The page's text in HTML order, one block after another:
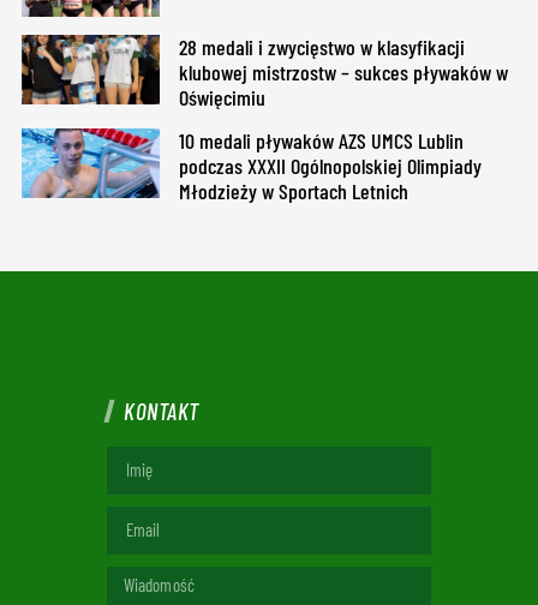
28 medali i zwycięstwo w klasyfikacji
klubowej mistrzostw – sukces pływaków w
Oświęcimiu
10 medali pływaków AZS UMCS Lublin
podczas XXXII Ogólnopolskiej Olimpiady
Młodzieży w Sportach Letnich
KONTAKT